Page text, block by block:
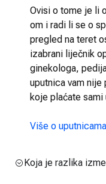
Ovisi o tome je li
om i radi li se o
pregled na teret
izabrani liječnik
ginekologa,
uputnica vam nije
koje plaćate
Više o
Koja je razlika